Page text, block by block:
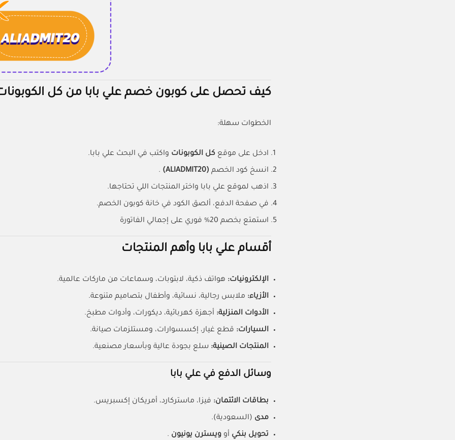
كيف تحصل على كوبون خصم علي بابا من كل
الخطوات سهلة:
ادخل على موقع كل الكوبونات واكتب في البحث علي بابا.
انسخ كود الخصم (ALIADMIT20)
.
اذهب لموقع علي بابا واختر المنتجات اللي تحتاجها.
في صفحة الدفع، ألصق الكود في خانة كوبون الخصم.
استمتع بخصم 20% فوري على إجمالي الفاتورة
أقسام علي بابا وأهم المنتجات
الإلكترونيات: هواتف ذكية، لابتوبات، وسماعات من ماركات عالمية.
الأزياء: ملابس رجالية، نسائية، وأطفال بتصاميم متنوعة.
الأدوات المنزلية: أجهزة كهربائية، ديكورات، وأدوات مطبخ.
السيارات: قطع غيار، إكسسوارات، ومستلزمات صيانة.
المنتجات الصينية: سلع بجودة عالية وبأسعار مصنعية.
وسائل الدفع في علي بابا
بطاقات الائتمان: فيزا، ماستركارد، أمريكان إكسبريس.
مدى (السعودية).
تحويل بنكي أو ويسترن يونيون .